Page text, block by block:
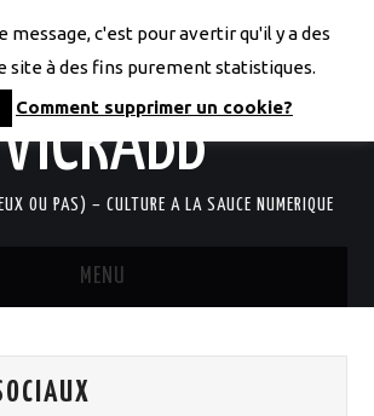
DE
VICRABB
OU PAS) – CULTURE A LA SAUCE NUMERIQUE
MENU
message, c'est pour avertir qu'il y a des
site à des fins purement statistiques.
Comment supprimer un cookie?